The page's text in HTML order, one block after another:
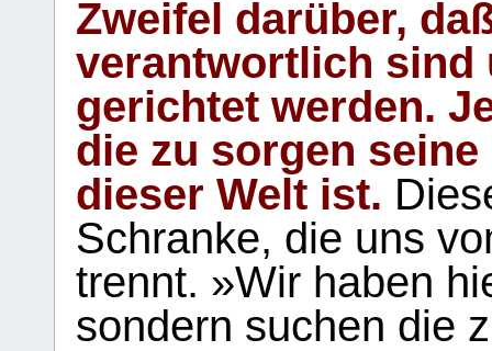
Zweifel darüber,
verantwortlich sind
gerichtet werden.
die zu sorgen
dieser Welt ist.
Schranke, die uns
trennt. »Wir haben
sondern suchen die